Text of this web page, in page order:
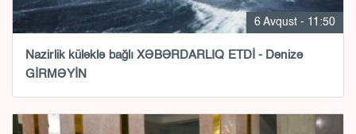
6 Avqust - 11:50
Nazirlik küləklə bağlı XƏBƏRDARLIQ ETDİ - Dənizə
GİRMƏYİN